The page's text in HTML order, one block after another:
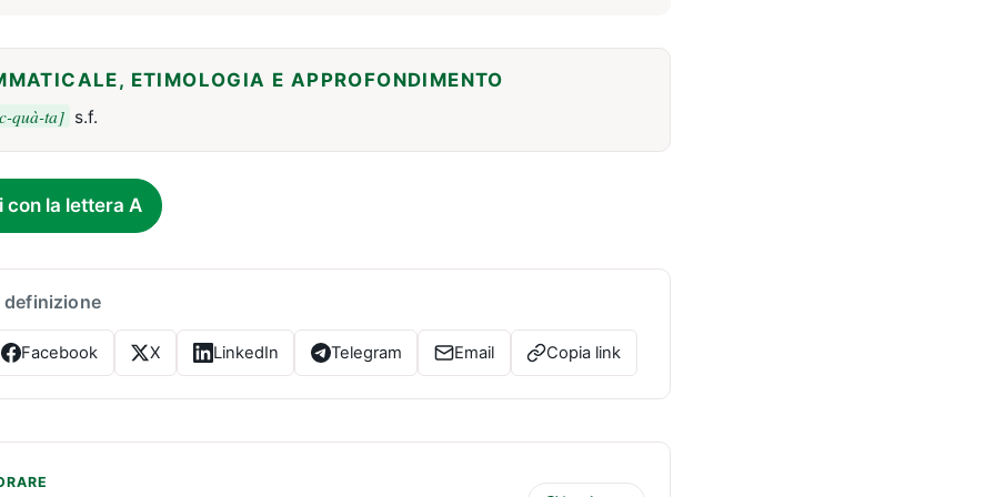
ETIMOLOGIA E APPROFONDIMENTO
quà-ta] s.f.
con la lettera A
Facebook X LinkedIn Telegram Email Copia link